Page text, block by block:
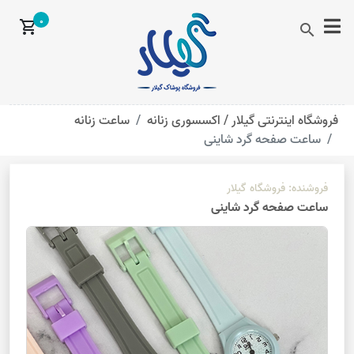
search
shopping_cart0
فروشگاه اینترنتی گیلار /اکسسوری زنانه
ساعت زنانه
ساعت صفحه گرد شاینی
فروشنده: فروشگاه گیلار
ساعت صفحه گرد شاینی